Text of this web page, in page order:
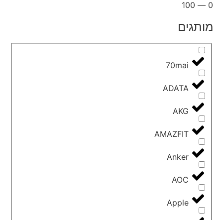
0
—
100
מותגים
70mai
ADATA
AKG
AMAZFIT
Anker
AOC
Apple